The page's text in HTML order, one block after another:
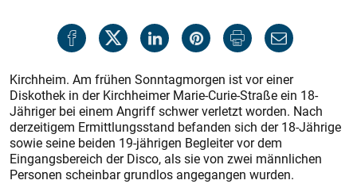
Kirchheim. Am frühen Sonntagmorgen ist vor einer
Diskothek in der Kirchheimer Marie-Curie-Straße ein 18-
Jähriger bei einem Angriff schwer verletzt worden. Nach
derzeitigem Ermittlungsstand befanden sich der 18-Jährige
sowie seine beiden 19-jährigen Begleiter vor dem
Eingangsbereich der Disco, als sie von zwei männlichen
Personen scheinbar grundlos angegangen wurden.